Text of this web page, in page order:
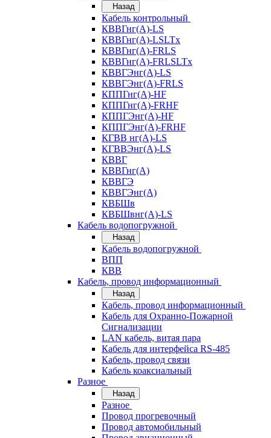
Назад
Кабель контрольный
КВВГнг(А)-LS
КВВГнг(А)-LSLTx
КВВГнг(А)-FRLS
КВВГнг(А)-FRLSLTx
КВВГЭнг(А)-LS
КВВГЭнг(А)-FRLS
КППГнг(А)-HF
КППГнг(А)-FRHF
КППГЭнг(А)-HF
КППГЭнг(А)-FRHF
КГВВ нг(А)-LS
КГВВЭнг(А)-LS
КВВГ
КВВГнг(А)
КВВГЭ
КВВГЭнг(А)
КВБШв
КВБШвнг(А)-LS
Кабель водопогружной
Назад
Кабель водопогружной
ВПП
КВВ
Кабель, провод информационный
Назад
Кабель, провод информационный
Кабель для Охранно-Пожарной
Сигнализации
LAN кабель, витая пара
Кабель для интерфейса RS-485
Кабель, провод связи
Кабель коаксиальный
Разное
Назад
Разное
Провод прогревочный
Провод автомобильный